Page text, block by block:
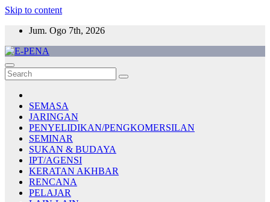
Skip to content
Jum. Ogo 7th, 2026
E-PENA
Berita Digital Terkini
SEMASA
JARINGAN
PENYELIDIKAN/PENGKOMERSILAN
SEMINAR
SUKAN & BUDAYA
IPT/AGENSI
KERATAN AKHBAR
RENCANA
PELAJAR